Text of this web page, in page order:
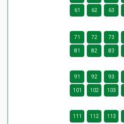
61 62 63
71 72 73
81 82 83
91 92 93
101 102 103
111 112 113